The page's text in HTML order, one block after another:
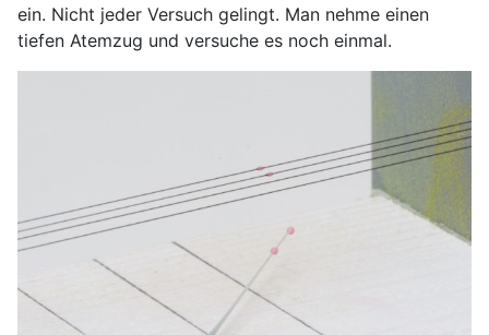
ein. Nicht jeder Versuch gelingt. Man nehme einen
tiefen Atemzug und versuche es noch einmal.